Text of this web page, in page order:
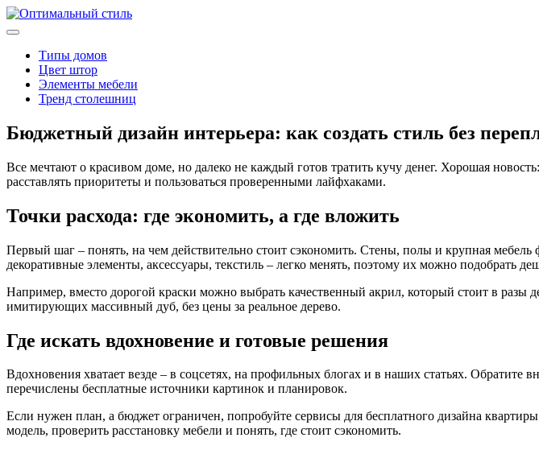
Типы домов
Цвет штор
Элементы мебели
Тренд столешниц
Бюджетный дизайн интерьера: как создать стиль без
Все мечтают о красивом доме, но далеко не каждый готов тратить кучу денег. Хорошая
расставлять приоритеты и пользоваться проверенными лайфхаками.
Точки расхода: где экономить, а где вложить
Первый шаг – понять, на чем действительно стоит сэкономить. Стены, полы и крупная
декоративные элементы, аксессуары, текстиль – легко менять, поэтому их можно подобрать
Например, вместо дорогой краски можно выбрать качественный акрил, который стоит в разы
имитирующих массивный дуб, без цены за реальное дерево.
Где искать вдохновение и готовые решения
Вдохновения хватает везде – в соцсетях, на профильных блогах и в наших статьях. Обратите
перечислены бесплатные источники картинок и планировок.
Если нужен план, а бюджет ограничен, попробуйте сервисы для бесплатного дизайна
модель, проверить расстановку мебели и понять, где стоит сэкономить.